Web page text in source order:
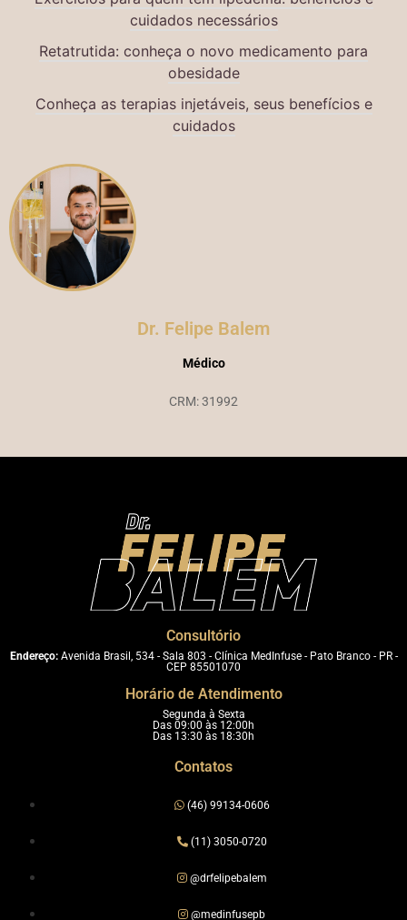
cuidados necessários
Retatrutida: conheça o novo medicamento para
obesidade
Conheça as terapias injetáveis, seus benefícios e
cuidados
Dr. Felipe Balem
Médico
CRM: 31992
Consultório
Endereço:Avenida Brasil, 534 - Sala 803 - Clínica MedInfuse - Pato Branco - PR -
CEP 85501070
Horário de Atendimento
Segunda à Sexta
Das 09:00 às 12:00h
Das 13:30 às 18:30h
Contatos
(46) 99134-0606
(11) 3050-0720
@drfelipebalem
@medinfusepb